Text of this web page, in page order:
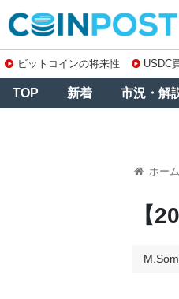
ビットコインの将来性 USDC
TOP 新着 市況・解
ホーム
【